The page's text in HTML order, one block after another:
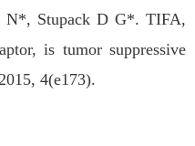
Stupack D G*. TIFA,
is tumor suppressive
4(e173).